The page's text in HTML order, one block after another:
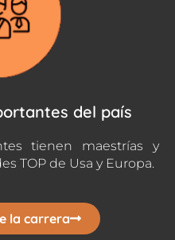
del país
tienen maestrías y
TOP de Usa y Europa.
la carrera